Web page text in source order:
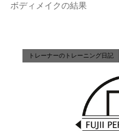
ボディメイクの結果
トレーナーのトレーニング日記